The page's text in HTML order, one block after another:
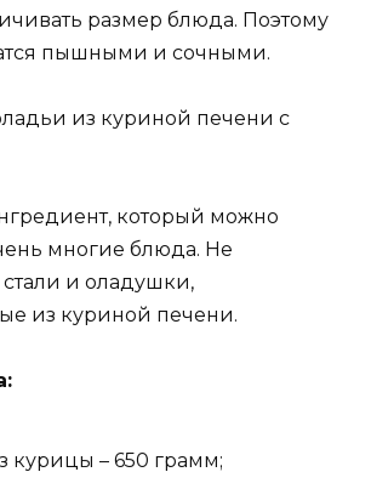
размер блюда. Поэтому
пышными и сочными.
из куриной печени с
который можно
многие блюда. Не
и оладушки,
из куриной печени.
курицы – 650 грамм;